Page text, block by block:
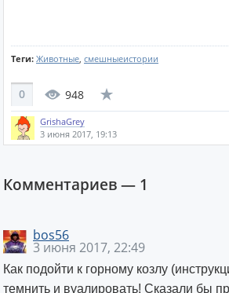
Теги: Животные, смешныеистории
0 948
GrishaGrey
3 июня 2017, 19:13
Комментариев — 1
bos56
3 июня 2017, 22:49
Как подойти к горному козлу
темнить и вуалировать! Сказали бы